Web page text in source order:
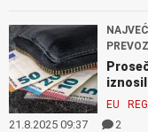
EU
21.8.2025 09:37 2